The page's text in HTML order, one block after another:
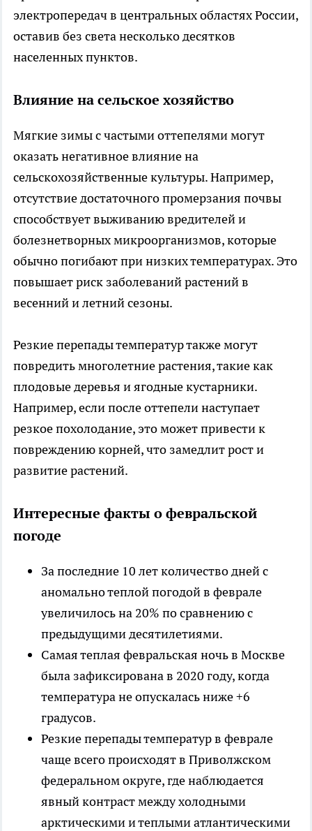
электропередач в центральных областях России,
оставив без света несколько десятков
населенных пунктов.
Влияние на сельское хозяйство
Мягкие зимы с частыми оттепелями могут
оказать негативное влияние на
сельскохозяйственные культуры. Например,
отсутствие достаточного промерзания почвы
способствует выживанию вредителей и
болезнетворных микроорганизмов, которые
обычно погибают при низких температурах. Это
повышает риск заболеваний растений в
весенний и летний сезоны.
Резкие перепады температур также могут
повредить многолетние растения, такие как
плодовые деревья и ягодные кустарники.
Например, если после оттепели наступает
резкое похолодание, это может привести к
повреждению корней, что замедлит рост и
развитие растений.
Интересные факты о февральской
погоде
За последние 10 лет количество дней с
аномально теплой погодой в феврале
увеличилось на 20% по сравнению с
предыдущими десятилетиями.
Самая теплая февральская ночь в Москве
была зафиксирована в 2020 году, когда
температура не опускалась ниже +6
градусов.
Резкие перепады температур в феврале
чаще всего происходят в Приволжском
федеральном округе, где наблюдается
явный контраст между холодными
арктическими и теплыми атлантическими